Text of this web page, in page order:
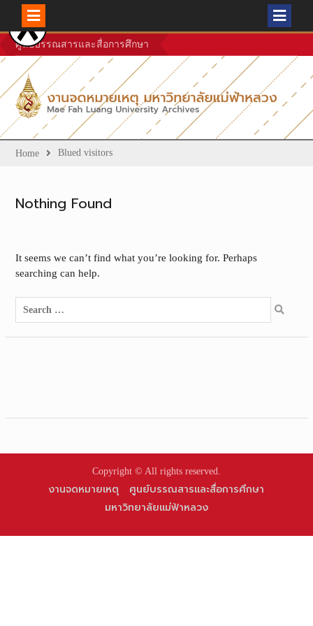
Skip
to
content
ศูนย์บรรณสารและสื่อการศึกษา
Home Blued visitors
Nothing Found
It seems we can’t find what you’re looking for. Perhaps
searching can help.
Search
for:
Copyright © All rights reserved.
งานจดหมายเหตุ
ศูนย์บรรณสารและสื่อการศึกษา
มหาวิทยาลัยแม่ฟ้าหลวง